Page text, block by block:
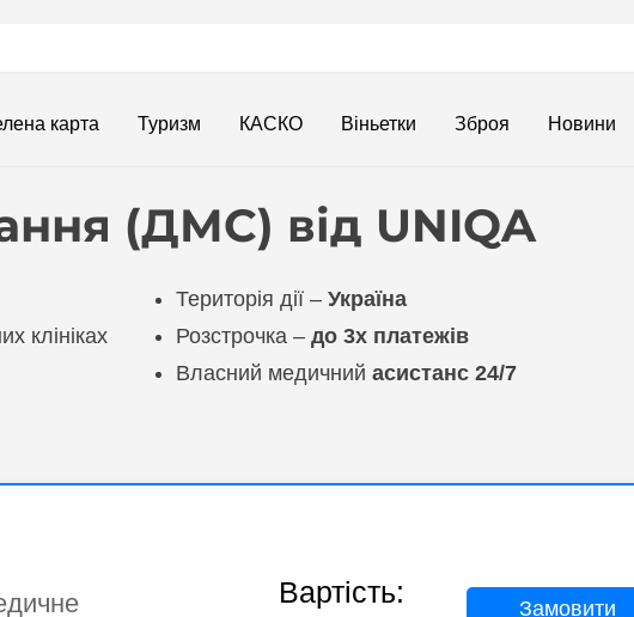
карта Туризм КАСКО Віньетки Зброя Новини
(ДМС) від UNIQA
клініках
Територія дії – Україна
Розстрочка – до 3х платежів
Власний медичний асистанс 24/7
Вартість:
Замовити